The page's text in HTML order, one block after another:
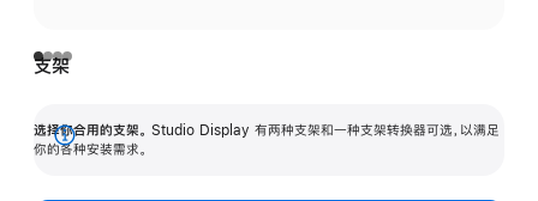
支架
选择你合用的支架。 Studio Display 有两种支架和一种支架转换器可选，以满足
你的各种安装需求。
展